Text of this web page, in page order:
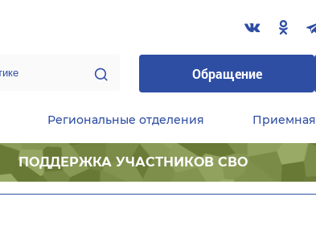
Обращение
Региональные отделения Приемная
ПОДДЕРЖКА УЧАСТНИКОВ СВО